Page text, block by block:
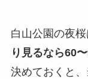
白山公園の夜桜
り見るなら60
決めておくと